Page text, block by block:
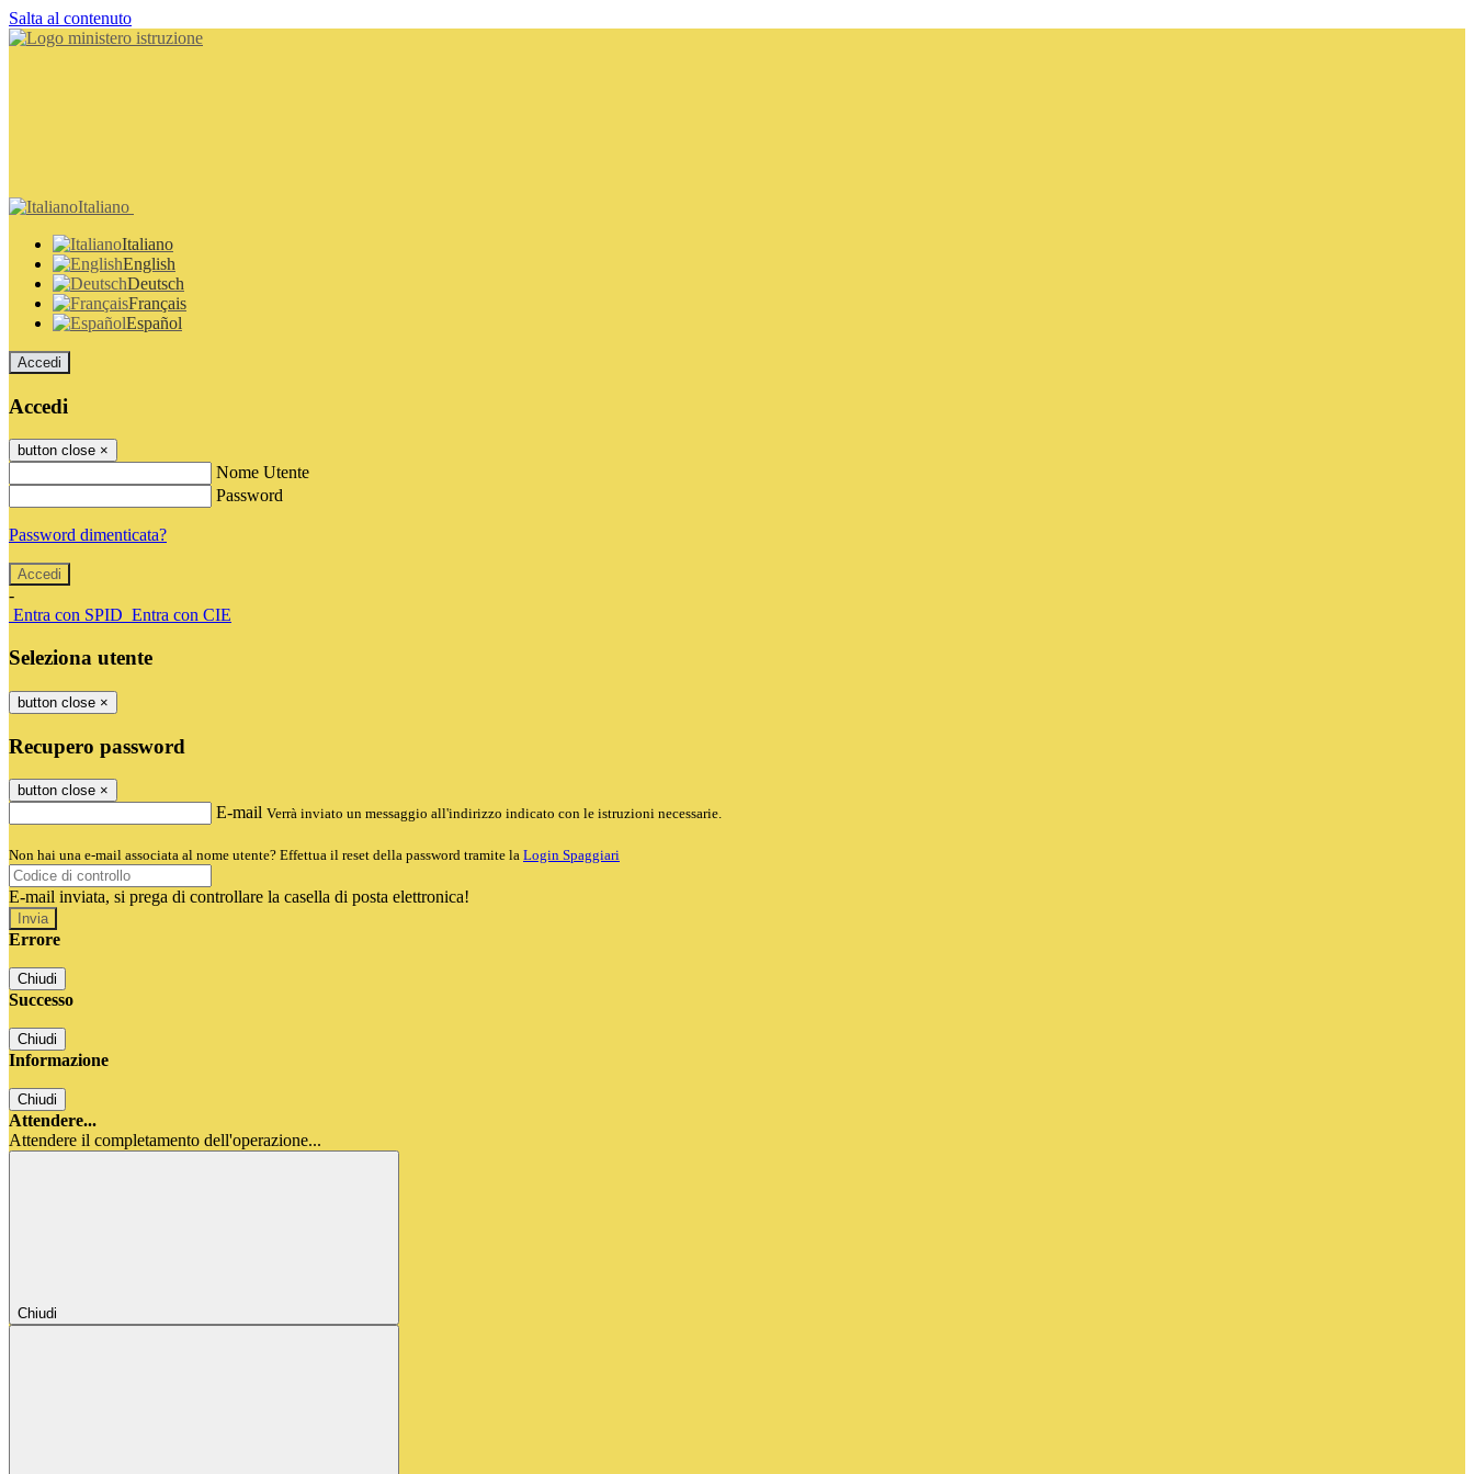
Salta al contenuto
Italiano
Italiano
English
Deutsch
Français
Español
Accedi
Accedi
button close ×
Nome Utente
Password
Password dimenticata?
-
Entra con SPID Entra con CIE
Seleziona utente
button close ×
Recupero password
button close ×
E-mail Verrà inviato un messaggio all'indirizzo indicato con le istruzioni necessarie.
Non hai una e-mail associata al nome utente? Effettua il reset della password tramite la Login Spaggiari
E-mail inviata, si prega di controllare la casella di posta elettronica!
Errore
Chiudi
Successo
Chiudi
Informazione
Chiudi
Attendere...
Attendere il completamento dell'operazione...
Chiudi